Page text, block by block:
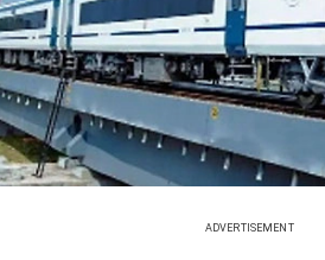
ADVERTISEMENT